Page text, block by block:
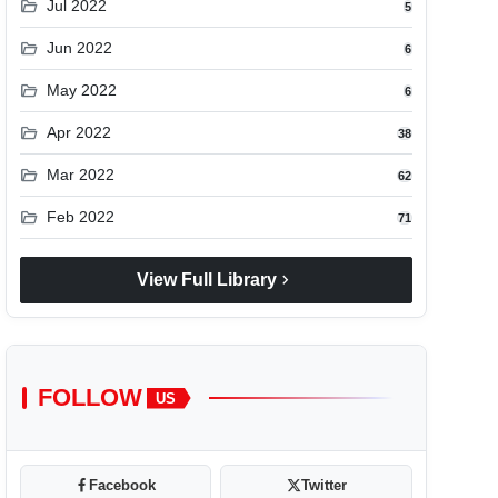
folder_open Jul 2022 5
folder_open Jun 2022 6
folder_open May 2022 6
folder_open Apr 2022 38
folder_open Mar 2022 62
folder_open Feb 2022 71
View Full Library chevron_right
FOLLOW US
Facebook Twitter